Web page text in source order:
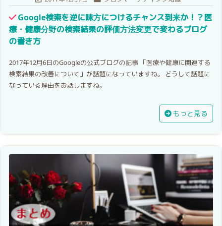
Google検索を逆に味方につけるチャンス到来か！？医
療・健康分野の検索結果の評価方法変更で変わるブログ
の書き方
2017年12月6日のGoogleの公式ブログの記事 「医療や健康に関連する
検索結果の改善について」が話題になっていますね。 どうして話題に
なっている理由をお話しますね。
もっと見る